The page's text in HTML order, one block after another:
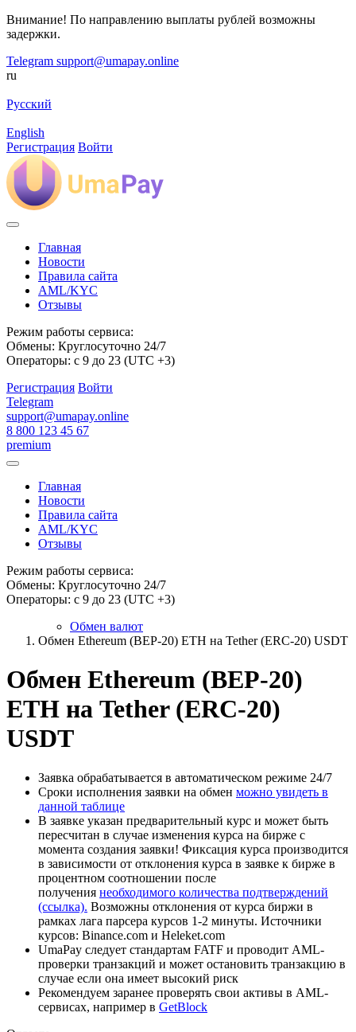
Внимание! По направлению выплаты рублей возможны
задержки.
Telegram support@umapay.online
ru
Русский
English
Регистрация Войти
Главная
Новости
Правила сайта
AML/KYC
Отзывы
Режим работы сервиса:
Обмены: Круглосуточно 24/7
Операторы: с 9 до 23 (UTC +3)
Регистрация Войти
Telegram
support@umapay.online
8 800 123 45 67
premium
Главная
Новости
Правила сайта
AML/KYC
Отзывы
Режим работы сервиса:
Обмены: Круглосуточно 24/7
Операторы: с 9 до 23 (UTC +3)
Обмен валют
Обмен Ethereum (BEP-20) ETH на Tether (ERC-20) USDT
Обмен Ethereum (BEP-20)
ETH на Tether (ERC-20)
USDT
Заявка обрабатывается в автоматическом режиме 24/7
Сроки исполнения заявки на обмен можно увидеть в
данной таблице
В заявке указан предварительный курс и может быть
пересчитан в случае изменения курса на бирже с
момента создания заявки! Фиксация курса производится
в зависимости от отклонения курса в заявке к бирже в
процентном соотношении после
получения необходимого количества подтверждений
(ссылка). Возможны отклонения от курса биржи в
рамках лага парсера курсов 1-2 минуты. Источники
курсов: Binance.com и Heleket.com
UmaPay следует стандартам FATF и проводит AML-
проверки транзакций и может остановить транзакцию в
случае если она имеет высокий риск
Рекомендуем заранее проверять свои активы в AML-
сервисах, например в GetBlock